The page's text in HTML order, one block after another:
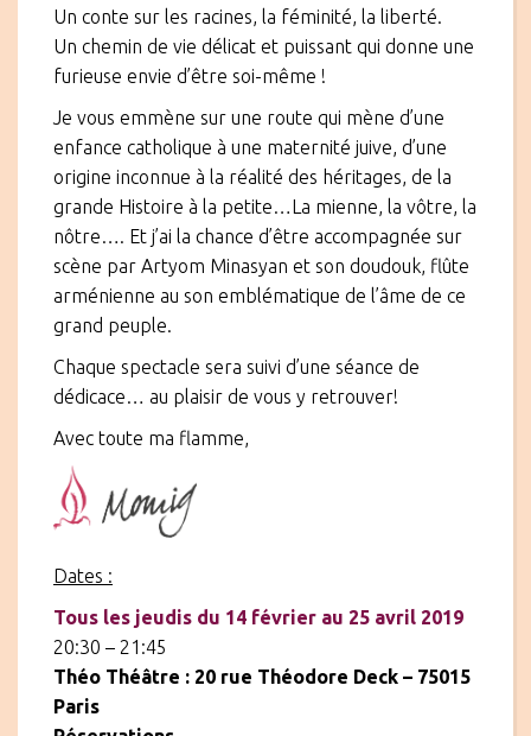
Un conte sur les racines, la féminité, la liberté.
Un chemin de vie délicat et puissant qui donne une
furieuse envie d’être soi-même !
Je vous emmène sur une route qui mène d’une
enfance catholique à une maternité juive, d’une
origine inconnue à la réalité des héritages, de la
grande Histoire à la petite…La mienne, la vôtre, la
nôtre…. Et j’ai la chance d’être accompagnée sur
scène par Artyom Minasyan et son doudouk, flûte
arménienne au son emblématique de l’âme de ce
grand peuple.
Chaque spectacle sera suivi d’une séance de
dédicace… au plaisir de vous y retrouver!
Avec toute ma flamme,
Dates :
Tous les jeudis du 14 février au 25 avril 2019
20:30 – 21:45
Théo Théâtre : 20 rue Théodore Deck – 75015
Paris